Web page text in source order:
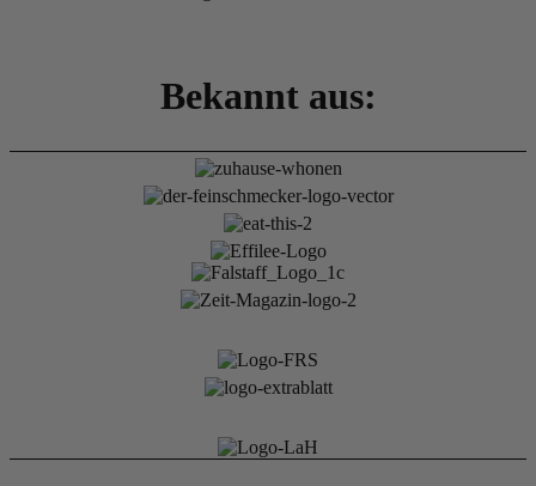
Bekannt aus: